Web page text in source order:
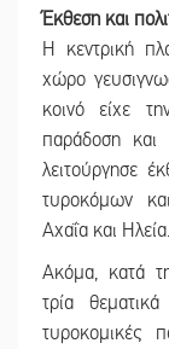
Έκθεση και
Η κεντρική
χώρο
κοινό είχε
παράδοση και
λειτούργησε
τυροκόμων
Αχαΐα και Ηλεία.
Ακόμα, κατά
τρία
τυροκομικές